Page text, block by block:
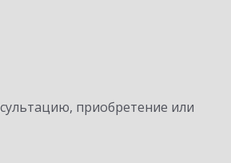
приобретение или